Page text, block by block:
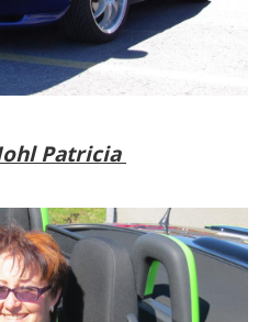
Patricia